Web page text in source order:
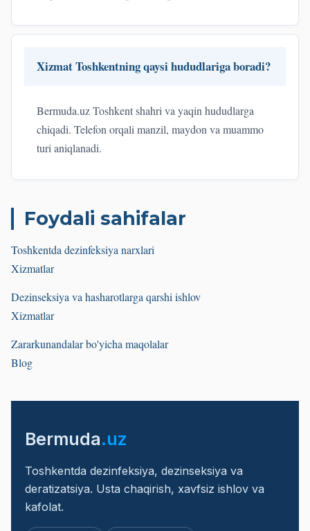
Xizmat Toshkentning qaysi hududlariga boradi?
Bermuda.uz Toshkent shahri va yaqin hududlarga
chiqadi. Telefon orqali manzil, maydon va muammo
turi aniqlanadi.
Foydali sahifalar
Toshkentda dezinfeksiya narxlari
Xizmatlar
Dezinseksiya va hasharotlarga qarshi ishlov
Xizmatlar
Zararkunandalar bo'yicha maqolalar
Blog
Bermuda.uz
Toshkentda dezinfeksiya, dezinseksiya va
deratizatsiya. Usta chaqirish, xavfsiz ishlov va
kafolat.